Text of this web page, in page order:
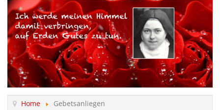
Home Gebetsanliegen